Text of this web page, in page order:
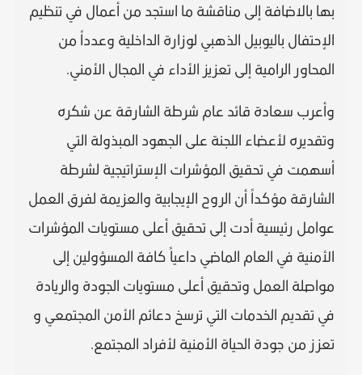
بها بالاضافة إلى مناقشة ما استجد من أعمال في تنظيم
الإحتفال باليوبيل الذهبي لوزارة الداخلية وعدداً من
المحاور الرامية إلى تعزيز الأداء في المجال الأمني.
وأعرب سعادة قائد عام شرطة الشارقة عن شكره
وتقديره لأعضاء اللجنة على الجهود المبذولة التي
أسهمت في تحقيق المؤشرات الإستراتيجية لشرطة
الشارقة مؤكداً أن الروح الإيجابية والعزيمة لفرق العمل
عوامل رئيسية أدت إلى تحقيق أعلى مستويات المؤشرات
الأمنية في العام الماضي داعياً كافة المسؤولين إلى
مواصلة العمل وتحقيق أعلى مستويات الجودة والريادة
في تقديم الخدمات التي ترسخ دعائم الأمن المجتمعي و
تعزز من جودة الحياة الأمنية لأفراد المجتمع.